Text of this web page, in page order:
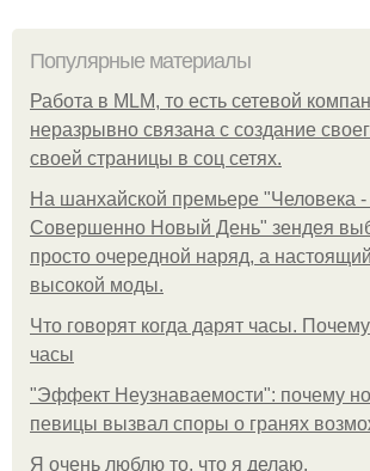
Популярные материалы
Работа в MLM, то есть сетевой
неразрывно связана с создание
своей страницы в соц сетях.
На шанхайской премьере "Человека -
Совершенно Новый День" зендея
просто очередной наряд, а
высокой моды.
Что говорят когда дарят часы.
часы
"Эффект Неузнаваемости": почему
певицы вызвал споры о гранях
Я очень люблю то, что я делаю.